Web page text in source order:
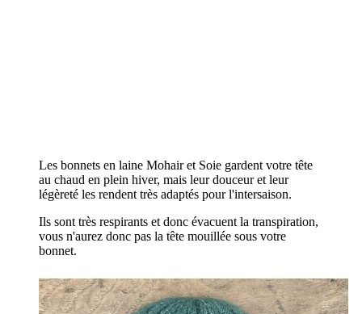
Les bonnets en laine Mohair et Soie gardent votre tête
au chaud en plein hiver, mais leur douceur et leur
légèreté les rendent très adaptés pour l'intersaison.
Ils sont très respirants et donc évacuent la transpiration,
vous n'aurez donc pas la tête mouillée sous votre
bonnet.